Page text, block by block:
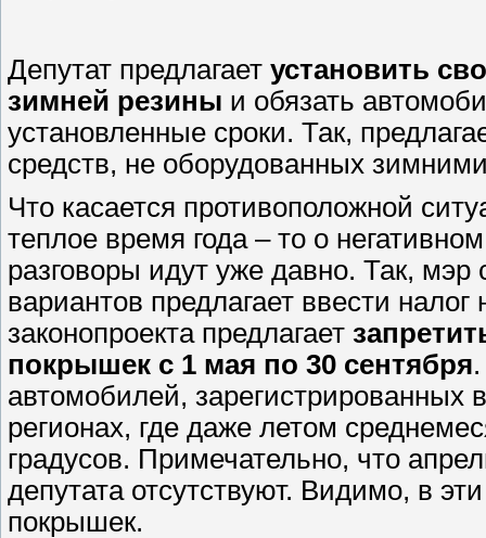
Депутат предлагает установить
зимней резины и обязать
установленные сроки. Так,
средств, не оборудованных
Что касается противоположной
теплое время года – то о
разговоры идут уже давно. Так,
вариантов предлагает ввести
законопроекта предлагает
покрышек с 1 мая по 30 сентября
автомобилей, зарегистрированных
регионах, где даже летом
градусов. Примечательно, что
депутата отсутствуют. Видимо, в
покрышек.